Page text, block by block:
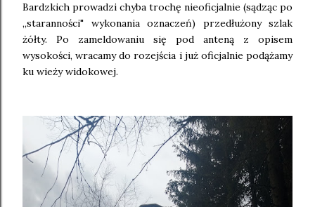
Bardzkich prowadzi chyba trochę nieoficjalnie (sądząc po
,,staranności" wykonania oznaczeń) przedłużony szlak
żółty. Po zameldowaniu się pod anteną z opisem
wysokości, wracamy do rozejścia i już oficjalnie podążamy
ku wieży widokowej.